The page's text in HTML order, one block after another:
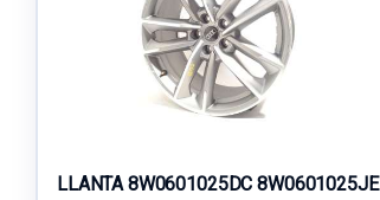
LLANTA 8W0601025DC 8W0601025JE